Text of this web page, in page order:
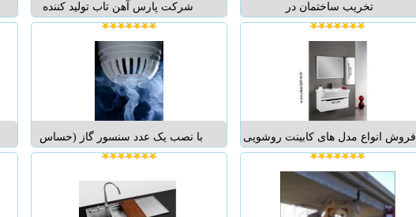
تخریب ساختمان در
تبریز09379944597 ...
شرکت پارس آهن تاب تولید کننده
پروفیل دامپا آلومینیومی در طرح های
ساده ( بدون پانچ ) و پانچ دار پانچ
طول سفارشی بنا به درخواست...
فروش انواع مدل های کابینت روشویی
لوتوس در بازرگانی شریعتی بازرگانی
شریعتی نمایندگی محصولات لوتوس
در مشهد می باشد که با معرفی و
عرضه ی بهترین و با کیفیت ترین
با نصب یک عدد سنسور گاز (حساس
به گاز شهری و منواکسیدکربن) و
قسمت ورودی لوله گاز به واحد
مسکونی، این امکان فراهم می شود